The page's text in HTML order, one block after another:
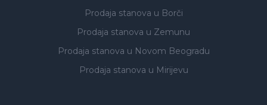
Prodaja stanova u Borči
Prodaja stanova u Zemunu
Prodaja stanova u Novom Beogradu
Prodaja stanova u Mirijevu